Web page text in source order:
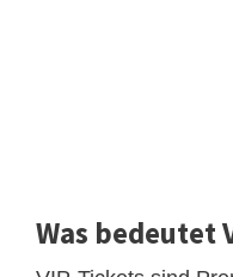
Was bedeutet